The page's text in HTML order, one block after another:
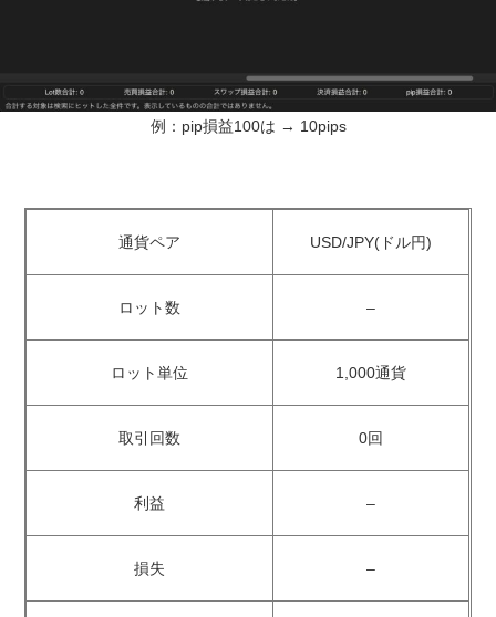
例：pip損益100は → 10pips
通貨ペア USD/JPY(ドル円)
ロット数 –
ロット単位 1,000通貨
取引回数 0回
利益 –
損失 –